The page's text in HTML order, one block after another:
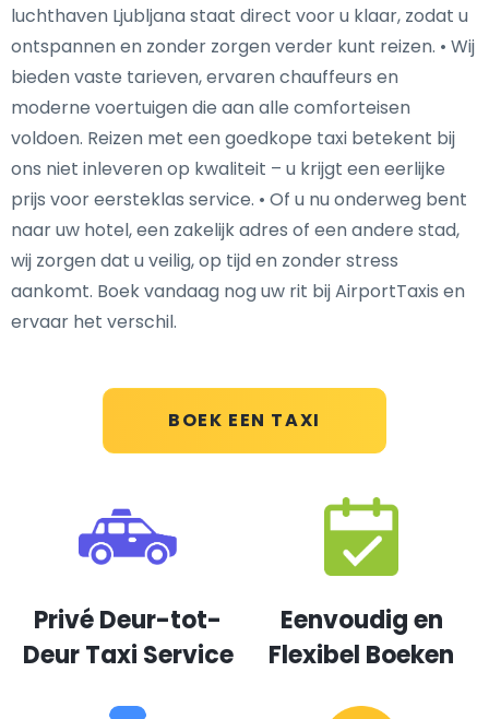
BOEK EEN TAXI
luchthaven Ljubljana staat direct voor u klaar, zodat u
ontspannen en zonder zorgen verder kunt reizen. • Wij
bieden vaste tarieven, ervaren chauffeurs en
moderne voertuigen die aan alle comforteisen
voldoen. Reizen met een goedkope taxi betekent bij
ons niet inleveren op kwaliteit – u krijgt een eerlijke
prijs voor eersteklas service. • Of u nu onderweg bent
naar uw hotel, een zakelijk adres of een andere stad,
wij zorgen dat u veilig, op tijd en zonder stress
aankomt. Boek vandaag nog uw rit bij AirportTaxis en
ervaar het verschil.
Privé Deur-tot-
Deur Taxi Service
Eenvoudig en
Flexibel Boeken